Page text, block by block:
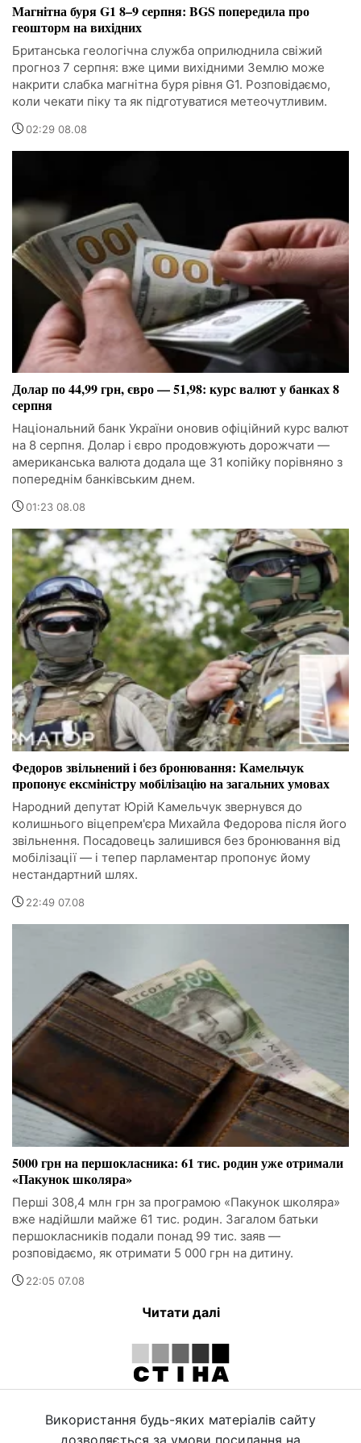
Магнітна буря G1 8–9 серпня: BGS попередила про
геошторм на вихідних
Британська геологічна служба оприлюднила свіжий
прогноз 7 серпня: вже цими вихідними Землю може
накрити слабка магнітна буря рівня G1. Розповідаємо,
коли чекати піку та як підготуватися метеочутливим.
02:29 08.08
Долар по 44,99 грн, євро — 51,98: курс валют у банках 8
серпня
Національний банк України оновив офіційний курс валют
на 8 серпня. Долар і євро продовжують дорожчати —
американська валюта додала ще 31 копійку порівняно з
попереднім банківським днем.
01:23 08.08
Федоров звільнений і без бронювання: Камельчук
пропонує ексміністру мобілізацію на загальних умовах
Народний депутат Юрій Камельчук звернувся до
колишнього віцепрем'єра Михайла Федорова після його
звільнення. Посадовець залишився без бронювання від
мобілізації — і тепер парламентар пропонує йому
нестандартний шлях.
22:49 07.08
5000 грн на першокласника: 61 тис. родин уже отримали
«Пакунок школяра»
Перші 308,4 млн грн за програмою «Пакунок школяра»
вже надійшли майже 61 тис. родин. Загалом батьки
першокласників подали понад 99 тис. заяв —
розповідаємо, як отримати 5 000 грн на дитину.
22:05 07.08
Читати далі
Використання будь-яких матеріалів сайту